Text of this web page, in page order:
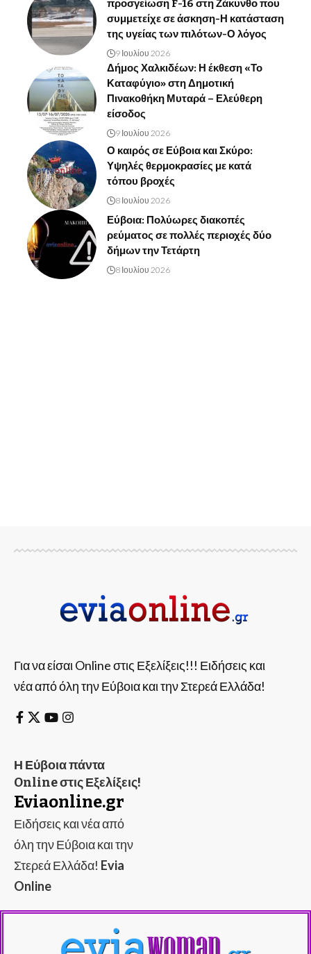
προσγείωση F-16 στη Ζάκυνθο που
συμμετείχε σε άσκηση-Η κατάσταση
της υγείας των πιλότων-Ο λόγος
9 Ιουλίου 2026
Δήμος Χαλκιδέων: Η έκθεση «Το
Καταφύγιο» στη Δημοτική
Πινακοθήκη Μυταρά – Ελεύθερη
είσοδος
9 Ιουλίου 2026
Ο καιρός σε Εύβοια και Σκύρο:
Υψηλές θερμοκρασίες με κατά
τόπου βροχές
8 Ιουλίου 2026
Εύβοια: Πολύωρες διακοπές
ρεύματος σε πολλές περιοχές δύο
δήμων την Τετάρτη
8 Ιουλίου 2026
Για να είσαι Online στις Εξελίξεις!!! Ειδήσεις και
νέα από όλη την Εύβοια και την Στερεά Ελλάδα!
Η Εύβοια πάντα
Online στις Εξελίξεις!
Eviaonline.gr
Ειδήσεις και νέα από
όλη την Εύβοια και την
Στερεά Ελλάδα! Evia
Online